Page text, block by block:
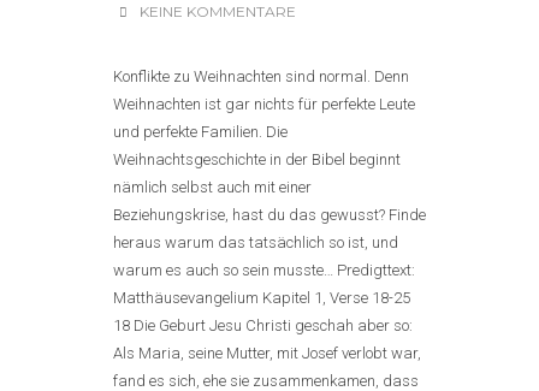
KEINE KOMMENTARE
Konflikte zu Weihnachten sind normal. Denn
Weihnachten ist gar nichts für perfekte Leute
und perfekte Familien. Die
Weihnachtsgeschichte in der Bibel beginnt
nämlich selbst auch mit einer
Beziehungskrise, hast du das gewusst? Finde
heraus warum das tatsächlich so ist, und
warum es auch so sein musste… Predigttext:
Matthäusevangelium Kapitel 1, Verse 18-25
18 Die Geburt Jesu Christi geschah aber so:
Als Maria, seine Mutter, mit Josef verlobt war,
fand es sich, ehe sie zusammenkamen, dass